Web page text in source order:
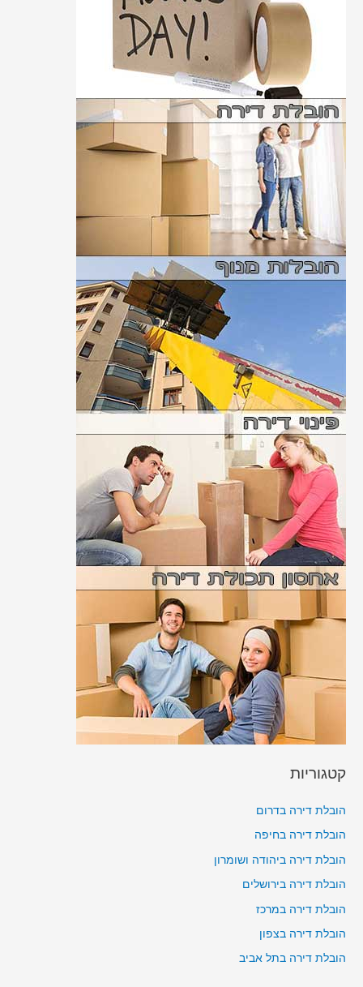
קטגוריות
הובלת דירה בדרום
הובלת דירה בחיפה
הובלת דירה ביהודה ושומרון
הובלת דירה בירושלים
הובלת דירה במרכז
הובלת דירה בצפון
הובלת דירה בתל אביב